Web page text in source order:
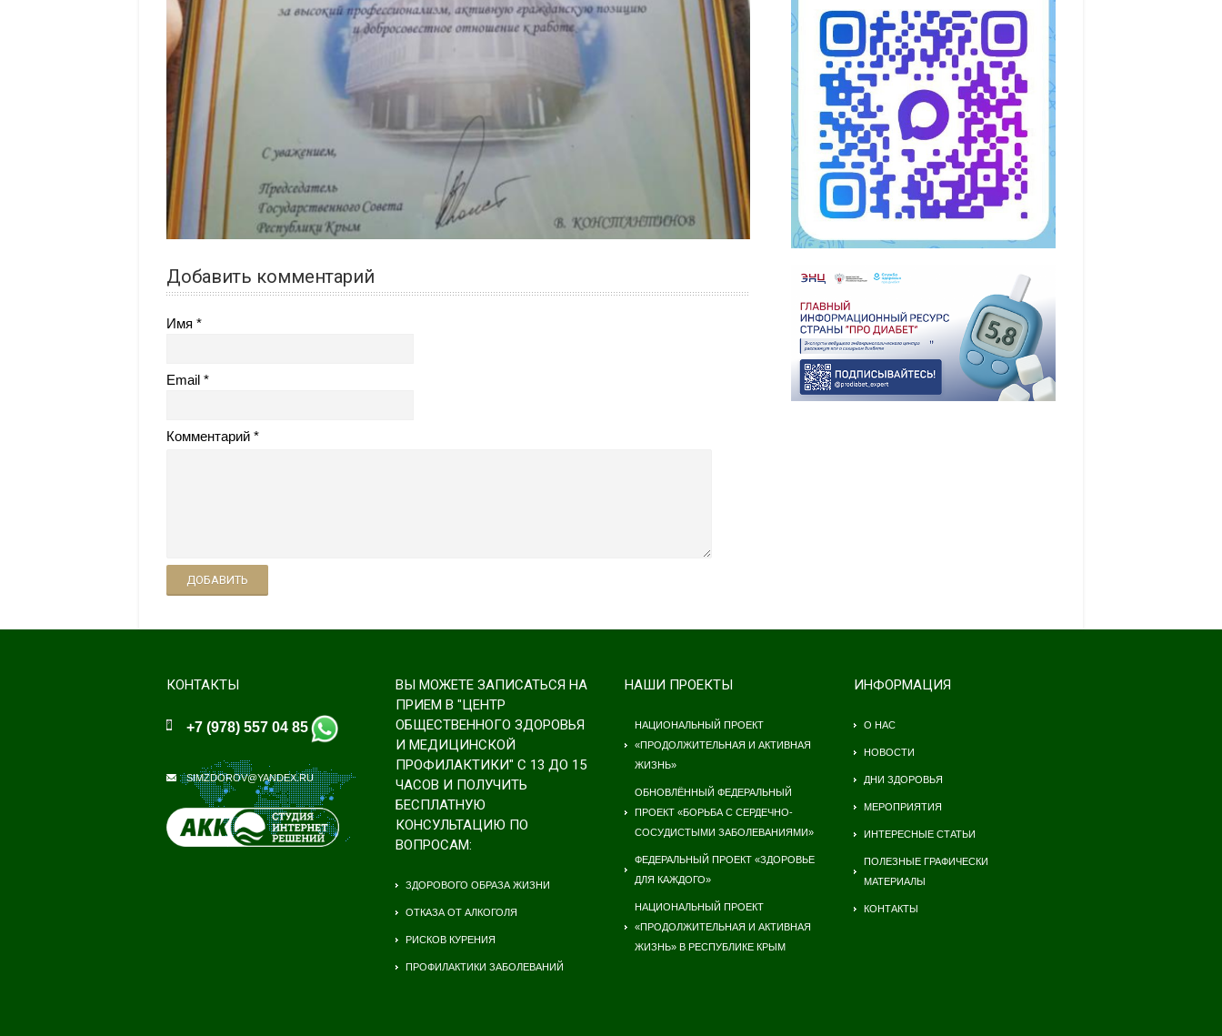
Добавить комментарий
Имя
Email
Комментарий
ДОБАВИТЬ
КОНТАКТЫ
+7 (978) 557 04 85
SIMZDOROV@YANDEX.RU
ВЫ МОЖЕТЕ ЗАПИСАТЬСЯ НА
ПРИЕМ В "ЦЕНТР
ОБЩЕСТВЕННОГО ЗДОРОВЬЯ
И МЕДИЦИНСКОЙ
ПРОФИЛАКТИКИ" С 13 ДО 15
ЧАСОВ И ПОЛУЧИТЬ
БЕСПЛАТНУЮ
КОНСУЛЬТАЦИЮ ПО
ВОПРОСАМ:
ЗДОРОВОГО ОБРАЗА ЖИЗНИ
ОТКАЗА ОТ АЛКОГОЛЯ
РИСКОВ КУРЕНИЯ
ПРОФИЛАКТИКИ ЗАБОЛЕВАНИЙ
НАШИ ПРОЕКТЫ
НАЦИОНАЛЬНЫЙ ПРОЕКТ
«ПРОДОЛЖИТЕЛЬНАЯ И АКТИВНАЯ
ЖИЗНЬ»
ОБНОВЛЁННЫЙ ФЕДЕРАЛЬНЫЙ
ПРОЕКТ «БОРЬБА С СЕРДЕЧНО-
СОСУДИСТЫМИ ЗАБОЛЕВАНИЯМИ»
ФЕДЕРАЛЬНЫЙ ПРОЕКТ «ЗДОРОВЬЕ
ДЛЯ КАЖДОГО»
НАЦИОНАЛЬНЫЙ ПРОЕКТ
«ПРОДОЛЖИТЕЛЬНАЯ И АКТИВНАЯ
ЖИЗНЬ» В РЕСПУБЛИКЕ КРЫМ
ИНФОРМАЦИЯ
О НАС
НОВОСТИ
ДНИ ЗДОРОВЬЯ
МЕРОПРИЯТИЯ
ИНТЕРЕСНЫЕ СТАТЬИ
ПОЛЕЗНЫЕ ГРАФИЧЕСКИ
МАТЕРИАЛЫ
КОНТАКТЫ